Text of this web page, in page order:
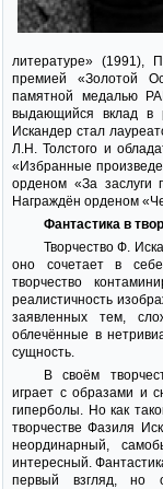
литературе» (1991),
премией «Золотой
памятной медалью
выдающийся вклад в
Искандер стал
Л.Н. Толстого и
«Избранные
орденом «За заслуги
Награждён орденом
Фантастика в
Творчество Ф.
оно сочетает в
творчество
реалистичность
заявленных тем,
облечённые в
сущность.
В своём
играет с образами и
гиперболы. Но как
творчестве Фазиля
неординарный,
интересный.
первый взгляд, но